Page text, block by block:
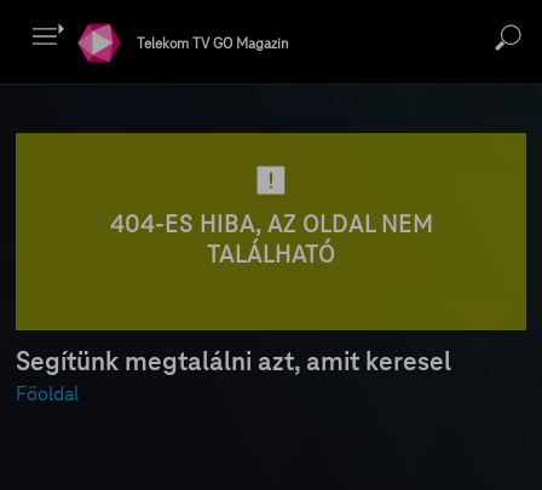
Telekom TV GO Magazin
404-ES HIBA, AZ OLDAL NEM
TALÁLHATÓ
Segítünk megtalálni azt, amit keresel
Főoldal